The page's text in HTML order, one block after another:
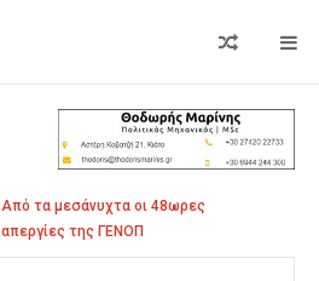
Από τα μεσάνυχτα οι 48ωρες
απεργίες της ΓΕΝΟΠ